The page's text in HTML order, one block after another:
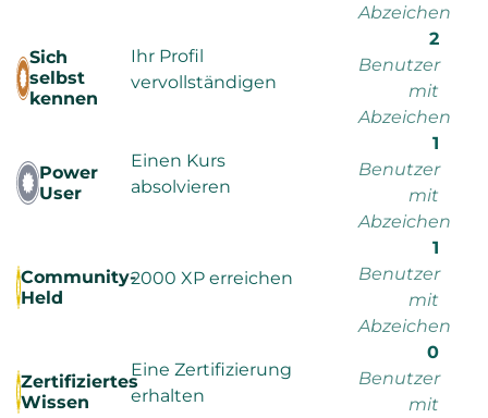
Abzeichen
Sich
selbst
kennen
Ihr Profil
vervollständigen
2
Benutzer
mit
Abzeichen
Power
User
Einen Kurs
absolvieren
1
Benutzer
mit
Abzeichen
Community-
Held
2000 XP erreichen
1
Benutzer
mit
Abzeichen
Zertifiziertes
Wissen
Eine Zertifizierung
erhalten
0
Benutzer
mit